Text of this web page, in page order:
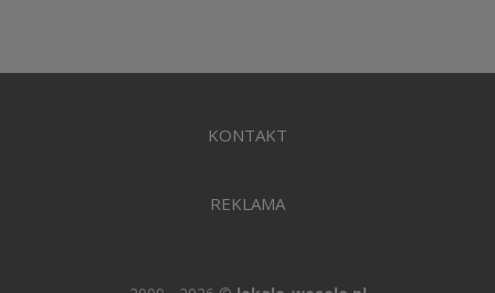
KONTAKT
REKLAMA